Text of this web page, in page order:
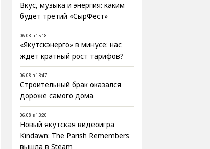
Вкус, музыка и энергия: каким
будет третий «СырФест»
06.08 в 15:18
«Якутскэнерго» в минусе: нас
ждёт кратный рост тарифов?
06.08 в 13:47
Строительный брак оказался
дороже самого дома
06.08 в 13:20
Новый якутская видеоигра
Kindawn: The Parish Remembers
вышла в Steam